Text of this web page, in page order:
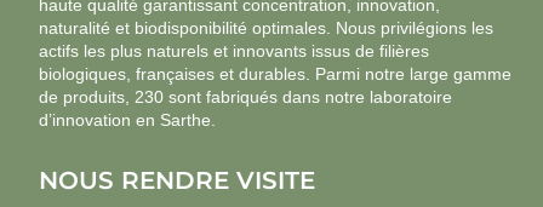
haute qualité garantissant concentration, innovation,
naturalité et biodisponibilité optimales. Nous privilégions les
actifs les plus naturels et innovants issus de filières
biologiques, françaises et durables. Parmi notre large gamme
de produits, 230 sont fabriqués dans notre laboratoire
d’innovation en Sarthe.
NOUS RENDRE VISITE